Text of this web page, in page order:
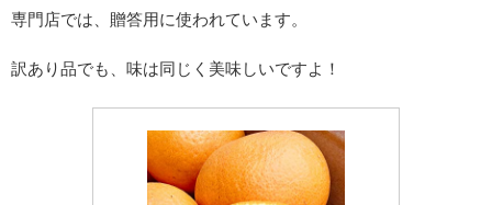
専門店では、贈答用に使われています。
訳あり品でも、味は同じく美味しいですよ！